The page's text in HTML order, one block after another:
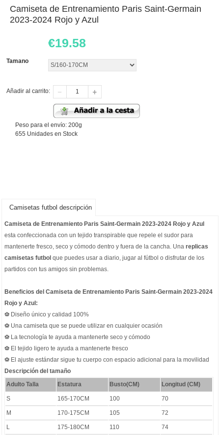
Camiseta de Entrenamiento Paris Saint-Germain
2023-2024 Rojo y Azul
€19.58
Tamano
Añadir al carrito:
Peso para el envío: 200g
655 Unidades en Stock
Camisetas futbol descripción
Camiseta de Entrenamiento Paris Saint-Germain 2023-2024 Rojo y Azul
esta confeccionada con un tejido transpirable que repele el sudor para
mantenerte fresco, seco y cómodo dentro y fuera de la cancha. Una replicas
camisetas futbol que puedes usar a diario, jugar al fútbol o disfrutar de los
partidos con tus amigos sin problemas.
Beneficios del Camiseta de Entrenamiento Paris Saint-Germain 2023-2024
Rojo y Azul:
⚽ Diseño único y calidad 100%
⚽ Una camiseta que se puede utilizar en cualquier ocasión
⚽ La tecnología te ayuda a mantenerte seco y cómodo
⚽ El tejido ligero te ayuda a mantenerte fresco
⚽ El ajuste estándar sigue tu cuerpo con espacio adicional para la movilidad
Descripción del tamaño
Adulto Talla
Estatura Busto(CM) Longitud (CM)
S 165-170CM 100 70
M 170-175CM 105 72
L 175-180CM 110 74